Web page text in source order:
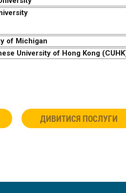
of Michigan
University of Hong Kong
ДИВИТИСЯ ПОСЛУГИ